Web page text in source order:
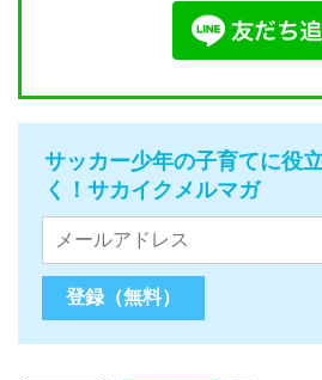
サッカー少年の子育てに役
く！サカイクメルマガ